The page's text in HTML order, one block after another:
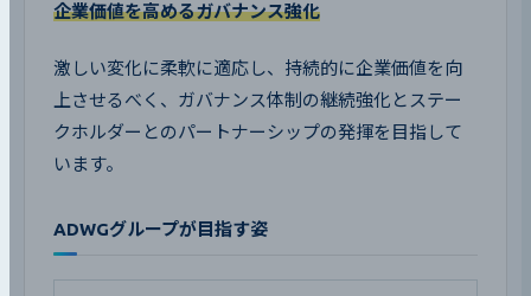
企業価値を高めるガバナンス強化
激しい変化に柔軟に適応し、持続的に企業価値を向
上させるべく、ガバナンス体制の継続強化とステー
クホルダーとのパートナーシップの発揮を目指して
います。
ADWGグループが目指す姿